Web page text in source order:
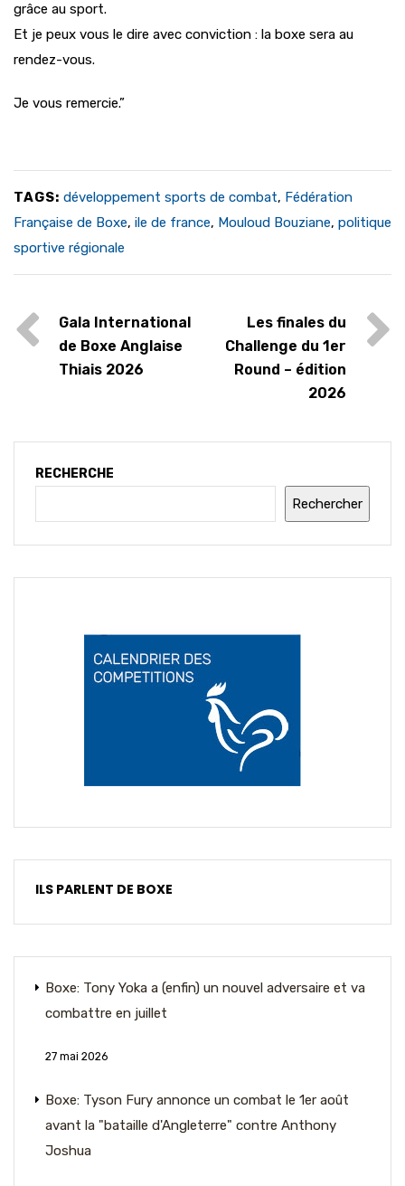
grâce au sport.
Et je peux vous le dire avec conviction : la boxe sera au
rendez-vous.
Je vous remercie.”
TAGS: développement sports de combat, Fédération
Française de Boxe, ile de france, Mouloud Bouziane, politique
sportive régionale
Gala International
de Boxe Anglaise
Thiais 2026
Les finales du
Challenge du 1er
Round – édition
2026
RECHERCHE
Rechercher
ILS PARLENT DE BOXE
Boxe: Tony Yoka a (enfin) un nouvel adversaire et va
combattre en juillet
27 mai 2026
Boxe: Tyson Fury annonce un combat le 1er août
avant la "bataille d'Angleterre" contre Anthony
Joshua